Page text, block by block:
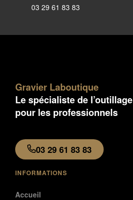
03 29 61 83 83
Gravier Laboutique
Le spécialiste de l’outillage
pour les professionnels
03 29 61 83 83
INFORMATIONS
Accueil